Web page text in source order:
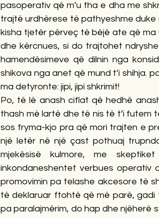
pasoperativ që m’u tha e dha me
trajtë urdhërese të pathyeshme duke
kisha tjetër përveç të bëjë ate që ma
dhe kërcnues, si do trajtohet
hamendësimeve që dilnin nga
shikova nga anet që mund t’i shihja.
ma detyronte: jipi, jipi shkrimit!
Po, të lë anash ciflat që hedhë
thash më lartë dhe të nis të t’i futem
sos fryma-kjo pra që mori trajten e
një letër në një çast pothuaj
mjekësisë kulmore, me
inkondaneshentet verbues operativ
promovimin pa telashe akcesore të
të deklaruar ftohtë që më parë,
pa paralajmërim, do hap dhe njëherë